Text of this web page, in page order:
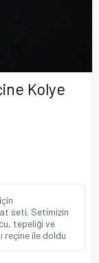
Kolye
seti. Setimizin
tepeliği ve
reçine ile doldu